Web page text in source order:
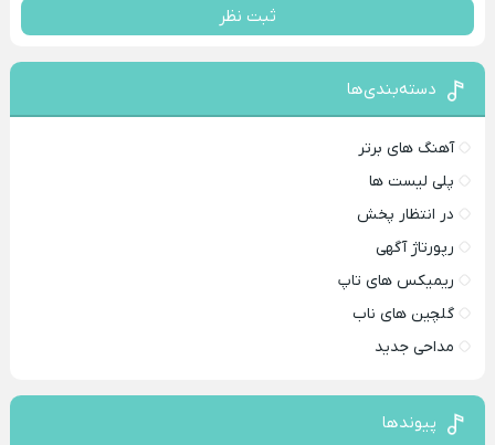
ثبت نظر
دسته‌بندی‌ها
آهنگ های برتر
پلی لیست ها
در انتظار پخش
رپورتاژ آگهی
ریمیکس های تاپ
گلچین های ناب
مداحی جدید
پیوندها